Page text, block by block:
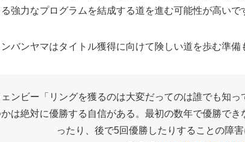
強力なプログラムを結成する道を進む可能性が高いで
バンヤマはタイトル獲得に向けて険しい道を歩む準備
ェンビー「リングを獲るのは大変だってのは誰でも知
は絶対に優勝する自信がある。最初の数年で優勝で
ったり、後で5回優勝したりすることの障害